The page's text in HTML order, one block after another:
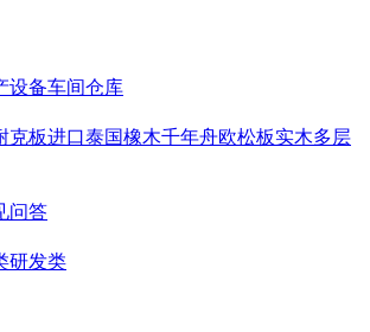
设备车间仓库
克板进口泰国橡木千年舟欧松板实木多层
问答
研发类